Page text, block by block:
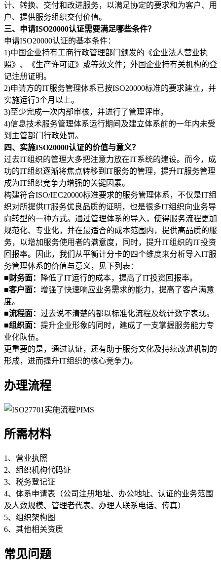
计、转换、交付和改进服务，以满足协定的要求和为客户、用
户、提供服务组织交付价值。
三、申请ISO20000认证需要满足哪些条件？
申请ISO20000认证的基本条件：
1)中国企业持有工商行政管理部门颁发的《企业法人营业执
照》、《生产许可证》或等效文件；外国企业持有关机构的登
记注册证明。
2)申请方的IT服务管理体系已按ISO20000标准的要求建立，并
实施运行3个月以上。
3)至少完成一次内部审核，并进行了管理评审。
4)信息技术服务管理体系运行期间及建立体系前的一年内未受
到主管部门行政处罚。
四、实施ISO20000认证的价值与意义？
过去IT组织的管理大多把注意力放在IT系统的建设。而今，成
功的IT组织逐渐将焦点转移到IT服务的管理，提升IT服务管理
成为IT组织竞争力增强的关键因素。
构建符合ISO/IEC20000标准要求的服务管理体系，不仅是IT组
织对所提供IT服务优良品质的证明，也是很多IT组织向业务导
向转型的一种方式。通过管理体系的导入，使得服务流程更加
规范化、专业化，并在最适合的成本范围内，提供高品质的服
务，以增加服务使用者的满意度，同时，提升IT组织的IT投资
回报率。因此，我们从平衡计分卡的四个维度来分析导入IT服
务管理体系的价值与意义，见下列表：
■财务面：
降低了IT运行的成本，提高了IT投资回报率。
■客户面： 增强了快速响应业务需求的能力，提高了客户满意
度。
■流程面： 过去说不清楚的都以标准化流程及统计数字表现。
■组织面： 提升企业形象的同时，建成了一支掌握服务能力专
业化队伍。
更重要的是，通过认证，还有助于服务文化及持续改进机制的
形成，进而提升IT组织的核心竞争力。
办理流程
所需材料
1、营业执照
2、组织机构代码证
3、税务登记证
4、体系申请表（公司注册地址、办公地址、认证的业务范围
及人数规模、管理者代表、办理人联系电话、传真）
5、组织架构图
6、其他相关资质
常见问题